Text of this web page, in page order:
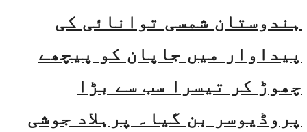
ہندوستان شمسی توانائی کی
پیداوار میں جاپان کو پیچھے
چھوڑ کر تیسرا سب سے بڑا
پروڈیوسر بن گیا۔ پرہلاد جوشی